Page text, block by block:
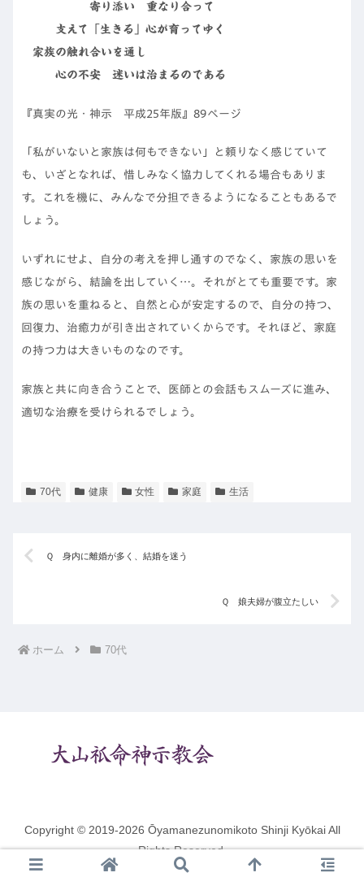
寄り添い 重なり合って
支えて「生きる」心が育ってゆく
家族の触れ合いを通し
心の不安 迷いは治まるのである
『真実の光・神示 平成25年版』89ページ
「私がいないと家族は何もできない」と頼りなく感じていて
も、いざとなれば、惜しみなく協力してくれる場合もありま
す。これを機に、みんなで分担できるようになることもあるで
しょう。
いずれにせよ、自分の考えを押し通すのでなく、家族の思いを
感じながら、結論を出していく…。それがとても重要です。家
族の思いを重ねると、自然と心が安定するので、自分の持つ、
回復力、治癒力が引き出されていくからです。それほど、家庭
の持つ力は大きいものなのです。
家族と共に向き合うことで、医師との会話もスムーズに進み、
適切な治療を受けられるでしょう。
70代 健康 女性 家庭 生活
Ｑ 身内に離婚が多く、結婚を迷う
Ｑ 娘夫婦が腹立たしい
ホーム 70代
Copyright © 2019-2026 Ōyamanezunomikoto Shinji Kyōkai All
Rights Reserved.